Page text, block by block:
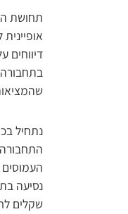
תחושת
דיווחים
נתחיל
שקלים